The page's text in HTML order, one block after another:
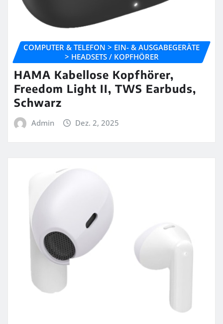
COMPUTER & TELEFON > EIN- & AUSGABEGERÄTE
> HEADSETS / KOPFHÖRER
HAMA Kabellose Kopfhörer,
Freedom Light II, TWS Earbuds,
Schwarz
Admin Dez. 2, 2025